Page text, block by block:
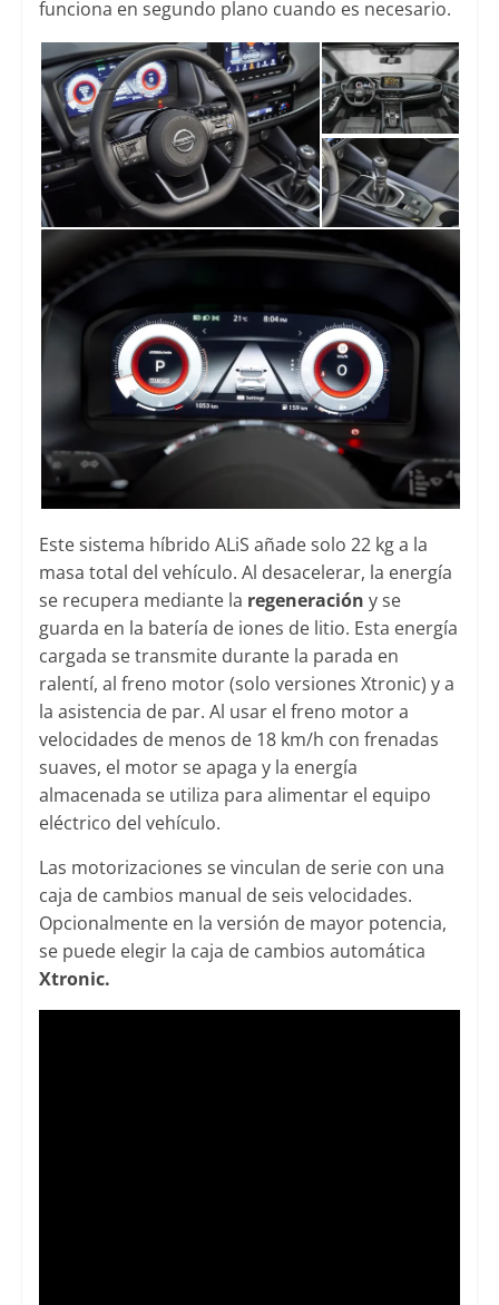
funciona en segundo plano cuando es necesario.
Este sistema híbrido ALiS añade solo 22 kg a la
masa total del vehículo. Al desacelerar, la energía
se recupera mediante la regeneración y se
guarda en la batería de iones de litio. Esta energía
cargada se transmite durante la parada en
ralentí, al freno motor (solo versiones Xtronic) y a
la asistencia de par. Al usar el freno motor a
velocidades de menos de 18 km/h con frenadas
suaves, el motor se apaga y la energía
almacenada se utiliza para alimentar el equipo
eléctrico del vehículo.
Las motorizaciones se vinculan de serie con una
caja de cambios manual de seis velocidades.
Opcionalmente en la versión de mayor potencia,
se puede elegir la caja de cambios automática
Xtronic.